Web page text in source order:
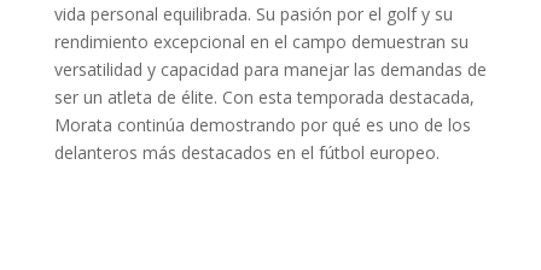
vida personal equilibrada. Su pasión por el golf y su
rendimiento excepcional en el campo demuestran su
versatilidad y capacidad para manejar las demandas de
ser un atleta de élite. Con esta temporada destacada,
Morata continúa demostrando por qué es uno de los
delanteros más destacados en el fútbol europeo.